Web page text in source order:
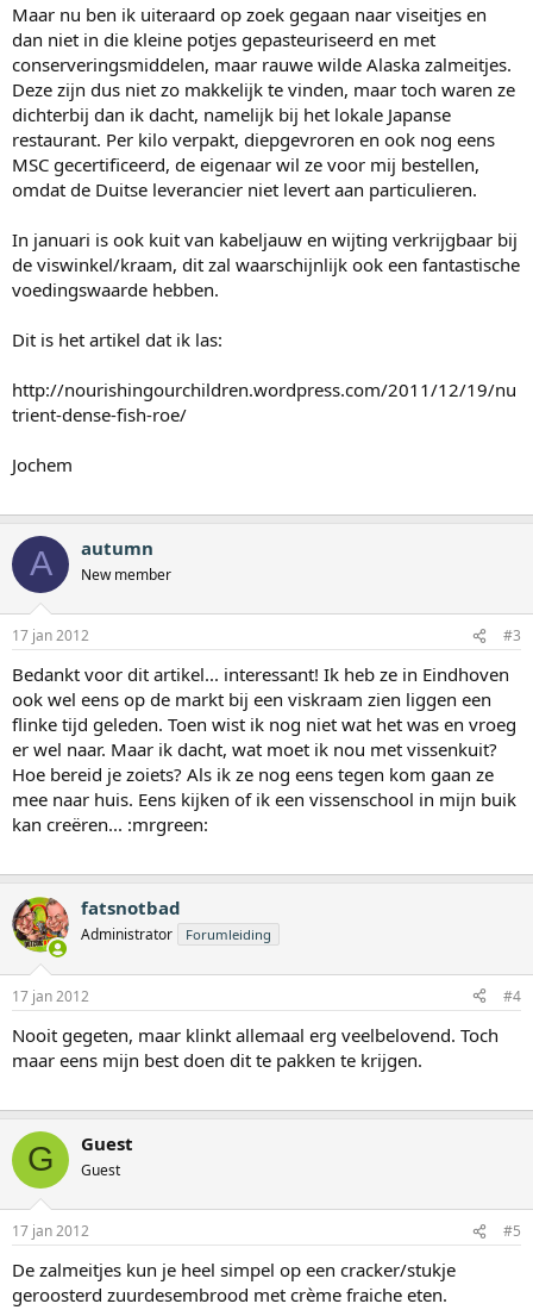
Maar nu ben ik uiteraard op zoek gegaan naar viseitjes en
dan niet in die kleine potjes gepasteuriseerd en met
conserveringsmiddelen, maar rauwe wilde Alaska zalmeitjes.
Deze zijn dus niet zo makkelijk te vinden, maar toch waren ze
dichterbij dan ik dacht, namelijk bij het lokale Japanse
restaurant. Per kilo verpakt, diepgevroren en ook nog eens
MSC gecertificeerd, de eigenaar wil ze voor mij bestellen,
omdat de Duitse leverancier niet levert aan particulieren.
In januari is ook kuit van kabeljauw en wijting verkrijgbaar bij
de viswinkel/kraam, dit zal waarschijnlijk ook een fantastische
voedingswaarde hebben.
Dit is het artikel dat ik las:
http://nourishingourchildren.wordpress.com/2011/12/19/nu
trient-dense-fish-roe/
Jochem
A autumn
New member
17 jan 2012 #3
Bedankt voor dit artikel... interessant! Ik heb ze in Eindhoven
ook wel eens op de markt bij een viskraam zien liggen een
flinke tijd geleden. Toen wist ik nog niet wat het was en vroeg
er wel naar. Maar ik dacht, wat moet ik nou met vissenkuit?
Hoe bereid je zoiets? Als ik ze nog eens tegen kom gaan ze
mee naar huis. Eens kijken of ik een vissenschool in mijn buik
kan creëren... :mrgreen:
fatsnotbad
Administrator Forumleiding
17 jan 2012 #4
Nooit gegeten, maar klinkt allemaal erg veelbelovend. Toch
maar eens mijn best doen dit te pakken te krijgen.
G Guest
Guest
17 jan 2012 #5
De zalmeitjes kun je heel simpel op een cracker/stukje
geroosterd zuurdesembrood met crème fraiche eten.